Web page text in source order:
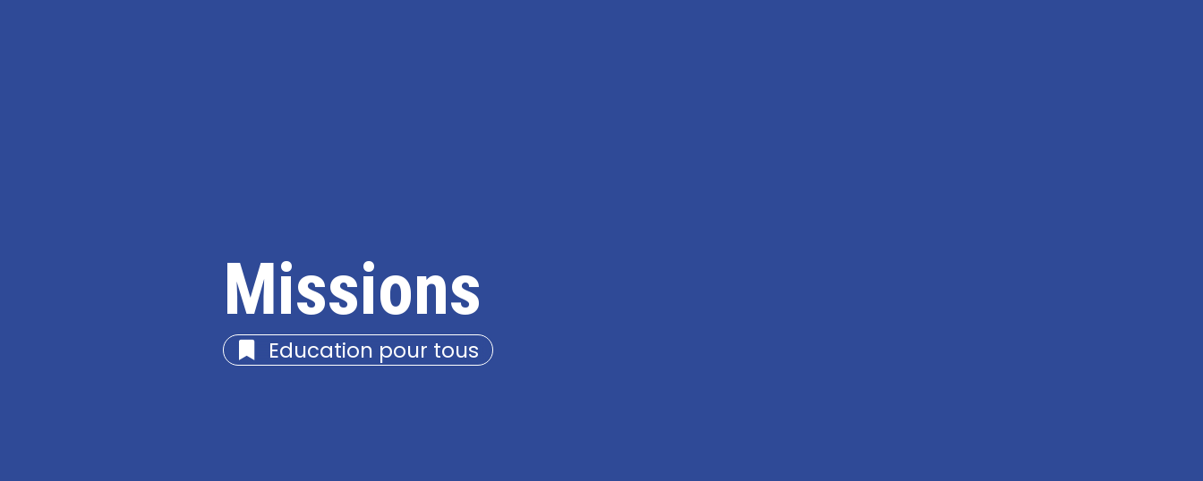
Missions
Education pour tous